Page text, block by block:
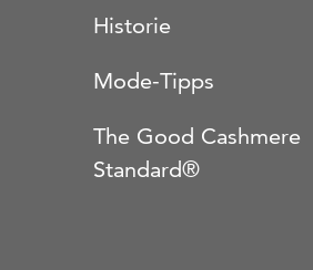
Historie
Mode-Tipps
The Good Cashmere
Standard®